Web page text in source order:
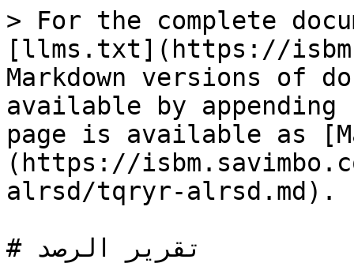
> For the complete
[llms.txt](https://
Markdown versions of
available by
page is available as
(https://
alrsd/tqryr-alrsd.md).
# تقرير الرصد